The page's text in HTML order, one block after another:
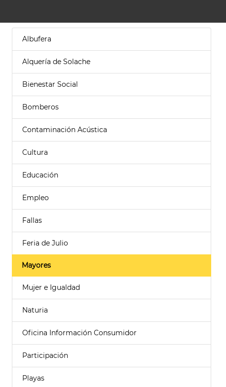
Albufera
Alquería de Solache
Bienestar Social
Bomberos
Contaminación Acústica
Cultura
Educación
Empleo
Fallas
Feria de Julio
Mayores
Mujer e Igualdad
Naturia
Oficina Información Consumidor
Participación
Playas